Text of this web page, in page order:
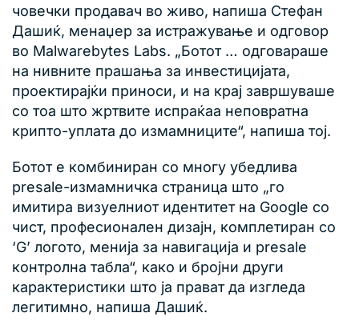
човечки продавач во живо, напиша Стефан
Дашиќ, менаџер за истражување и одговор
во Malwarebytes Labs. „Ботот … одговараше
на нивните прашања за инвестицијата,
проектирајќи приноси, и на крај завршуваше
со тоа што жртвите испраќаа неповратна
крипто-уплата до измамниците“, напиша тој.
Ботот е комбиниран со многу убедлива
presale-измамничка страница што „го
имитира визуелниот идентитет на Google со
чист, професионален дизајн, комплетиран со
‘G’ логото, менија за навигација и presale
контролна табла“, како и бројни други
карактеристики што ја прават да изгледа
легитимно, напиша Дашиќ.